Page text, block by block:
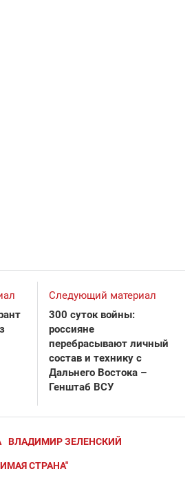
Следующий материал
300 суток войны:
россияне
перебрасывают личный
состав и технику с
Дальнего Востока –
Генштаб ВСУ
ВЛАДИМИР ЗЕЛЕНСКИЙ
СТРАНА"